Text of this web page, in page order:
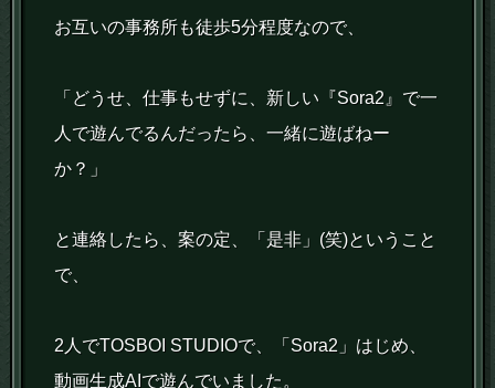
お互いの事務所も徒歩5分程度なので、
「どうせ、仕事もせずに、新しい『Sora2』で一
人で遊んでるんだったら、一緒に遊ばねー
か？」
と連絡したら、案の定、「是非」(笑)ということ
で、
2人でTOSBOI STUDIOで、「Sora2」はじめ、
動画生成AIで遊んでいました。